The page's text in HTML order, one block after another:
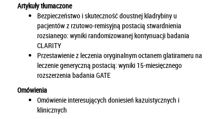
Artykuły tłumaczone
Bezpieczeństwo i skuteczność doustnej kladrybiny u
pacjentów z rzutowo-remisyjną postacią stwardnienia
rozsianego: wyniki randomizowanej kontynuacji badania
CLARITY
Przestawienie z leczenia oryginalnym octanem glatirameru na
leczenie generyczną postacią: wyniki 15-miesięcznego
rozszerzenia badania GATE
Omówienia
Omówienie interesujących doniesień kazuistycznych i
klinicznych